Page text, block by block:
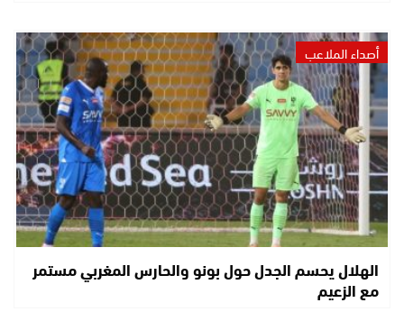
أصداء الملاعب
الهلال يحسم الجدل حول بونو والحارس المغربي مستمر
مع الزعيم